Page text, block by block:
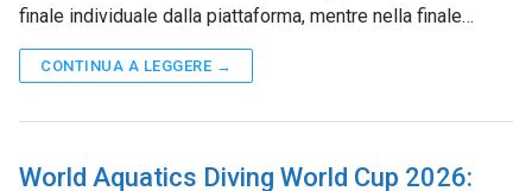
finale individuale dalla piattaforma, mentre nella finale…
CONTINUA A LEGGERE →
World Aquatics Diving World Cup 2026: